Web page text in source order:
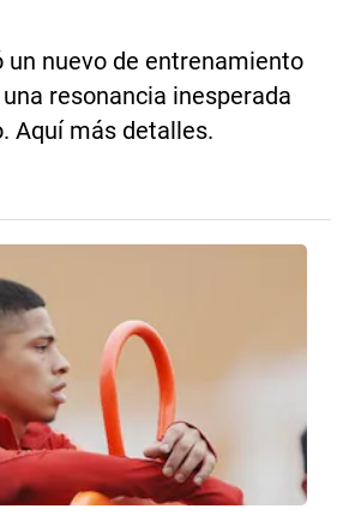
un nuevo de entrenamiento
resonancia inesperada
Aquí más detalles.